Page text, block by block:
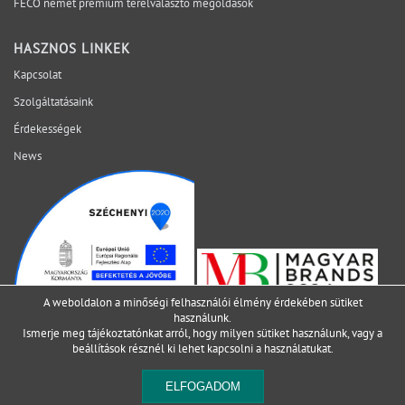
FECO német prémium térelválasztó megoldások
HASZNOS LINKEK
Kapcsolat
Szolgáltatásaink
Érdekességek
News
2021 SIMO Group falrendszerek
A weboldalon a minőségi felhasználói élmény érdekében sütiket
használunk.
Ismerje meg tájékoztatónkat arról, hogy milyen sütiket használunk, vagy a
beállításokrésznél ki lehet kapcsolni a használatukat.
ELFOGADOM